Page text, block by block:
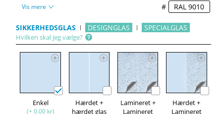
Vis mere #
SIKKERHEDSGLAS DESIGNGLAS SPECIALGLAS
Hvilken skal jeg vælge?
Enkel
(+ 0.00 kr)
Hærdet +
hærdet glas
Lamineret +
Lamineret
Hærdet +
Lamineret